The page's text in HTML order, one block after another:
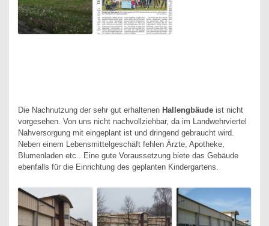
Die Nachnutzung der sehr gut erhaltenen Hallengbäude ist nicht
vorgesehen. Von uns nicht nachvollziehbar, da im Landwehrviertel
Nahversorgung mit eingeplant ist und dringend gebraucht wird.
Neben einem Lebensmittelgeschäft fehlen Ärzte, Apotheke,
Blumenladen etc.. Eine gute Voraussetzung biete das Gebäude
ebenfalls für die Einrichtung des geplanten Kindergartens.